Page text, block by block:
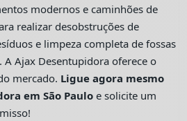
modernos e caminhões de
realizar desobstruções de
e limpeza completa de fossas
A Ajax Desentupidora oferece o
mercado. Ligue agora mesmo
em São Pauloe solicite um